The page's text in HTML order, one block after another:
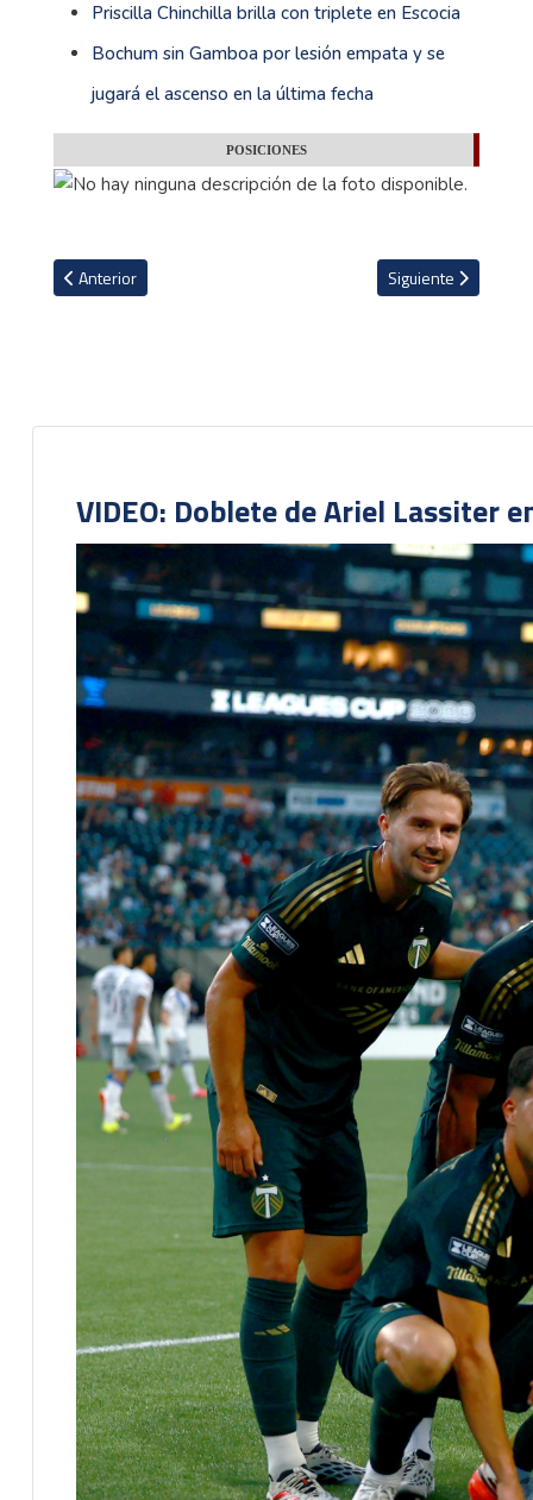
Priscilla Chinchilla brilla con triplete en Escocia
Bochum sin Gamboa por lesión empata y se
jugará el ascenso en la última fecha
POSICIONES
Artículo anterior: Duarte ingresó de cambio en caída del Levante
Anterior Artículo siguiente:
Siguiente
VIDEO: Doblete de Ariel Lassiter